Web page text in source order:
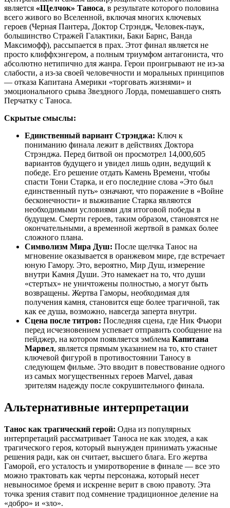
является «Щелчок» Таноса, в результате которого половина
всего живого во Вселенной, включая многих ключевых
героев (Черная Пантера, Доктор Стрэндж, Человек-паук,
большинство Стражей Галактики, Баки Барнс, Ванда
Максимофф), рассыпается в прах. Этот финал является не
просто клиффхэнгером, а полным триумфом антагониста, что
абсолютно нетипично для жанра. Герои проигрывают не из-за
слабости, а из-за своей человечности и моральных принципов
— отказа Капитана Америки «торговать жизнями» и
эмоционального срыва Звездного Лорда, помешавшего снять
Перчатку с Таноса.
Скрытые смыслы:
Единственный вариант Стрэнджа: Ключ к
пониманию финала лежит в действиях Доктора
Стрэнджа. Перед битвой он просмотрел 14,000,605
вариантов будущего и увидел лишь один, ведущий к
победе. Его решение отдать Камень Времени, чтобы
спасти Тони Старка, и его последние слова «Это был
единственный путь» означают, что поражение в «Войне
бесконечности» и выживание Старка являются
необходимыми условиями для итоговой победы в
будущем. Смерти героев, таким образом, становятся не
окончательными, а временной жертвой в рамках более
сложного плана.
Символизм Мира Душ: После щелчка Танос на
мгновение оказывается в оранжевом мире, где встречает
юную Гамору. Это, вероятно, Мир Душ, измерение
внутри Камня Души. Это намекает на то, что души
«стертых» не уничтожены полностью, а могут быть
возвращены. Жертва Гаморы, необходимая для
получения камня, становится еще более трагичной, так
как ее душа, возможно, навсегда заперта внутри.
Сцена после титров: Последняя сцена, где Ник Фьюри
перед исчезновением успевает отправить сообщение на
пейджер, на котором появляется эмблема Капитана
Марвел, является прямым указанием на то, кто станет
ключевой фигурой в противостоянии Таносу в
следующем фильме. Это вводит в повествование одного
из самых могущественных героев Marvel, давая
зрителям надежду после сокрушительного финала.
Альтернативные интерпретации
Танос как трагический герой: Одна из популярных
интерпретаций рассматривает Таноса не как злодея, а как
трагического героя, который вынужден принимать ужасные
решения ради, как он считает, высшего блага. Его жертва
Гаморой, его усталость и умиротворение в финале — все это
можно трактовать как черты персонажа, который несет
невыносимое бремя и искренне верит в свою правоту. Эта
точка зрения ставит под сомнение традиционное деление на
«добро» и «зло».